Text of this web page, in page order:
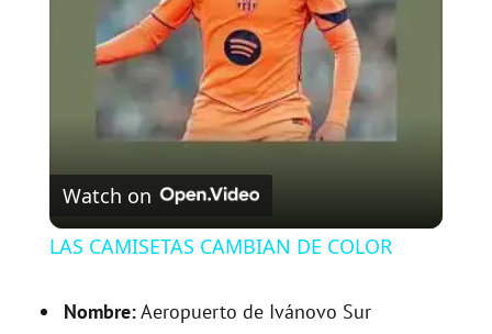
a
y
V
i
d
Watch on
LAS CAMISETAS CAMBIAN DE COLOR
Nombre:Aeropuerto de Ivánovo Sur